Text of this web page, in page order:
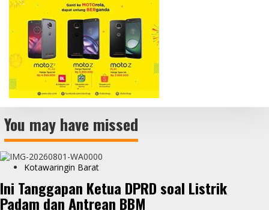
You may have missed
Kotawaringin Barat
Ini Tanggapan Ketua DPRD soal Listrik
Padam dan Antrean BBM